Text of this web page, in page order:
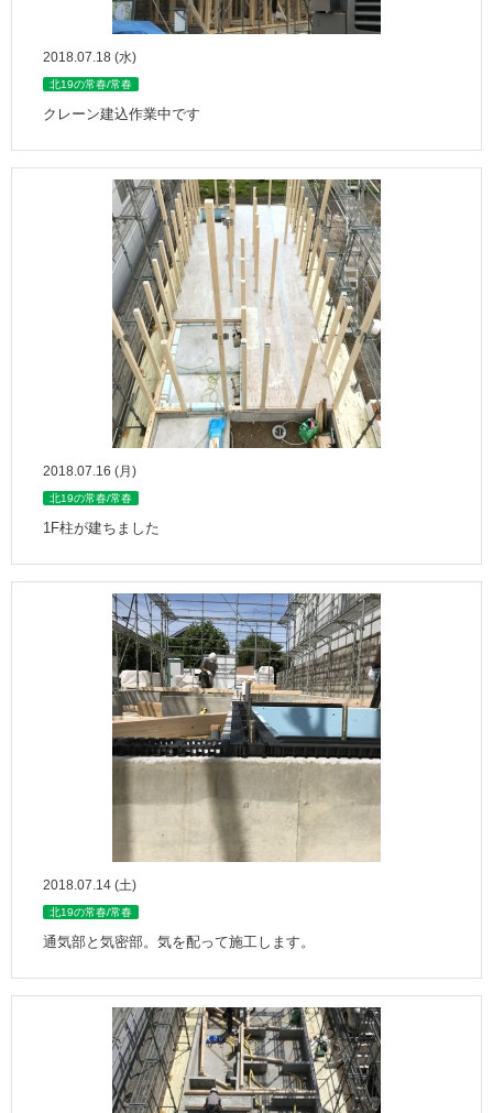
2018.07.18 (水)
北19の常春/常春
クレーン建込作業中です
2018.07.16 (月)
北19の常春/常春
1F柱が建ちました
2018.07.14 (土)
北19の常春/常春
通気部と気密部。気を配って施工します。